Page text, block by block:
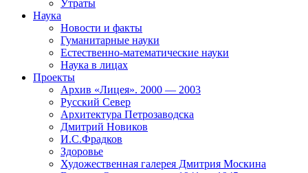
Утраты
Наука
Новости и факты
Гуманитарные науки
Естественно-математические науки
Наука в лицах
Проекты
Архив «Лицея». 2000 — 2003
Русский Север
Архитектура Петрозаводска
Дмитрий Новиков
И.С.Фрадков
Здоровье
Художественная галерея Дмитрия Москина